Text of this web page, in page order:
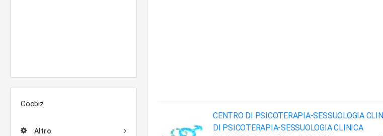
Coobiz
Altro
CENTRO DI PSICOTERAPIA-SESSUOLOGIA
DI PSICOTERAPIA-SESSUOLOGIA CLINICA